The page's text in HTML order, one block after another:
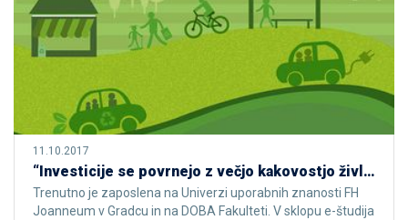
11.10.2017
“Investicije se povrnejo z večjo kakovostjo življenja prebivalcev v mestih”
Trenutno je zaposlena na Univerzi uporabnih znanosti FH
Joanneum v Gradcu in na DOBA Fakulteti. V sklopu e-študija